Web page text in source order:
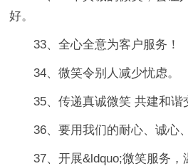
好。
33、全心全意为客户服务！
34、微笑令别人减少忧虑。
35、传递真诚微笑 共建和谐
36、要用我们的耐心、诚心
37、开展&ldquo;微笑服务，